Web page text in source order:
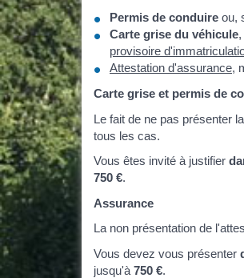
Permis de conduire ou,
Carte grise du véhicule
provisoire
Attestation d'assurance,
Carte grise et permis de
Le fait de ne pas présenter
tous les cas.
Vous êtes invité à justifier
750 €.
Assurance
La non présentation de
Vous devez vous présenter
jusqu'à 750 €.